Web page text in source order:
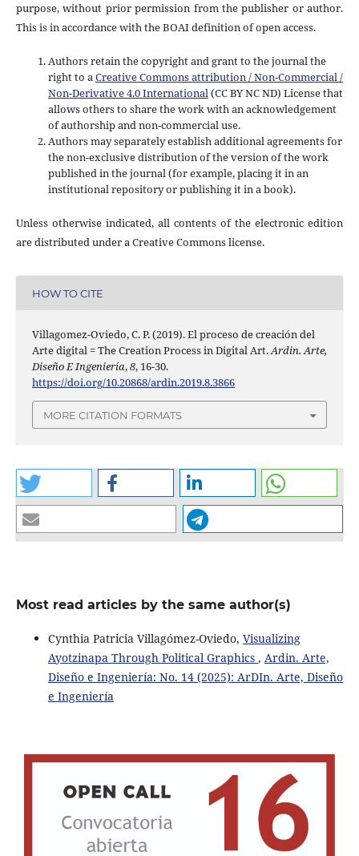
purpose, without prior permission from the publisher or author.
This is in accordance with the BOAI definition of open access.
Authors retain the copyright and grant to the journal the
right to aCreative Commons attribution / Non-Commercial /
Non-Derivative 4.0 International(CC BY NC ND) License that
allows others to share the work with an acknowledgement
of authorship and non-commercial use.
Authors may separately establish additional agreements for
the non-exclusive distribution of the version of the work
published in the journal (for example, placing it in an
institutional repository or publishing it in a book).
Unless otherwise indicated, all contents of the electronic edition
are distributed under a Creative Commons license.
HOW TO CITE
Villagomez-Oviedo, C. P. (2019). El proceso de creación del
Arte digital = The Creation Process in Digital Art.Ardin. Arte,
Diseño E Ingeniería,8, 16-30.
https://doi.org/10.20868/ardin.2019.8.3866
MORE CITATION FORMATS
Most read articles by the same author(s)
Cynthia Patricia Villagómez-Oviedo, Visualizing
Ayotzinapa Through Political Graphics , Ardin. Arte,
Diseño e Ingeniería: No. 14 (2025): ArDIn. Arte, Diseño
e Ingeniería